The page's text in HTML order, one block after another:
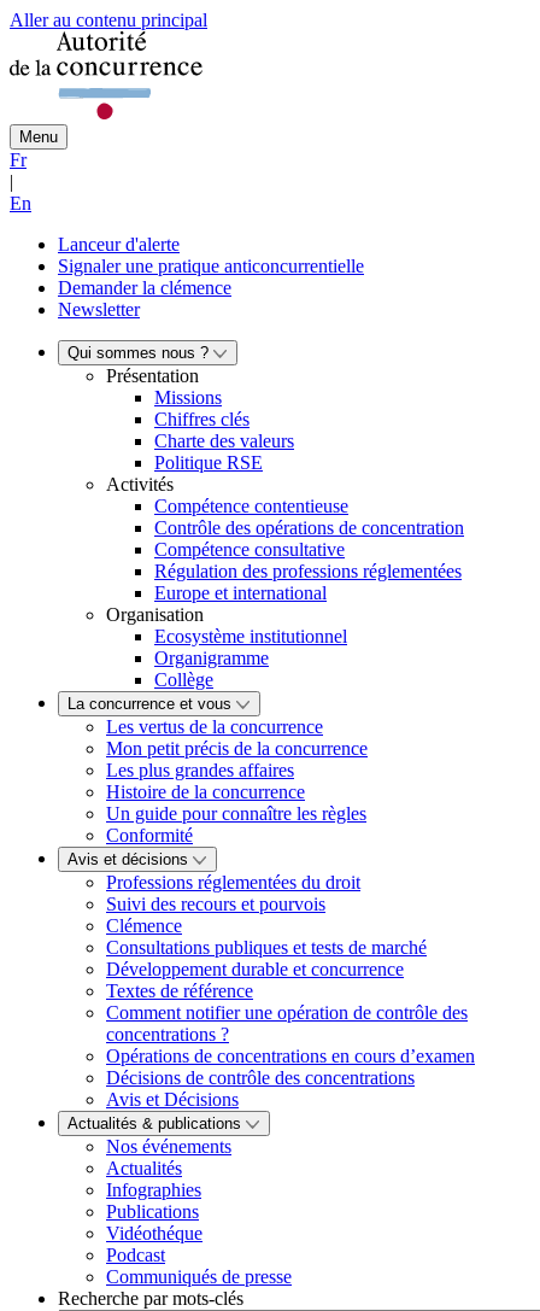
Aller au contenu principal
Menu
Fr
|
En
Lanceur d'alerte
Signaler une pratique anticoncurrentielle
Demander la clémence
Newsletter
Qui sommes nous ?
Présentation
Missions
Chiffres clés
Charte des valeurs
Politique RSE
Activités
Compétence contentieuse
Contrôle des opérations de concentration
Compétence consultative
Régulation des professions réglementées
Europe et international
Organisation
Ecosystème institutionnel
Organigramme
Collège
La concurrence et vous
Les vertus de la concurrence
Mon petit précis de la concurrence
Les plus grandes affaires
Histoire de la concurrence
Un guide pour connaître les règles
Conformité
Avis et décisions
Professions réglementées du droit
Suivi des recours et pourvois
Clémence
Consultations publiques et tests de marché
Développement durable et concurrence
Textes de référence
Comment notifier une opération de contrôle des
concentrations ?
Opérations de concentrations en cours d’examen
Décisions de contrôle des concentrations
Avis et Décisions
Actualités & publications
Nos événements
Actualités
Infographies
Publications
Vidéothéque
Podcast
Communiqués de presse
Recherche par mots-clés